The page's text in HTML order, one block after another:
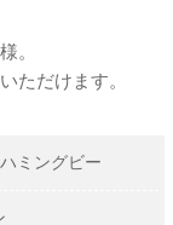
。
ただけます。
ミングビー